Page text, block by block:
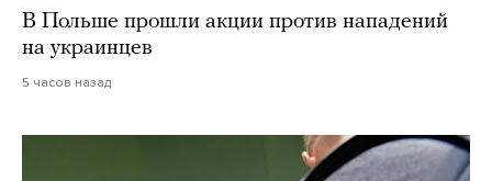
В Польше прошли акции против нападений
на украинцев
5 часов назад